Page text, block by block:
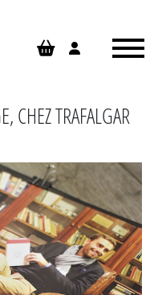
CHEZ TRAFALGAR